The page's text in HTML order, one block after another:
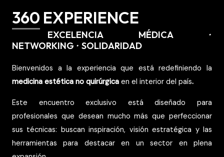
360 EXPERIENCE
EXCELENCIA MÉDICA ·
NETWORKING · SOLIDARIDAD
Bienvenidos a la experiencia que está redefiniendo la
medicina estética no quirúrgica en el interior del país.
Este encuentro exclusivo está diseñado para
profesionales que desean mucho más que perfeccionar
sus técnicas: buscan inspiración, visión estratégica y las
herramientas para destacar en un sector en plena